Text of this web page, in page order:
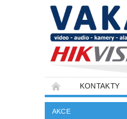
KONTAKTY
SLOVNÍK POJMŮ
AKCE